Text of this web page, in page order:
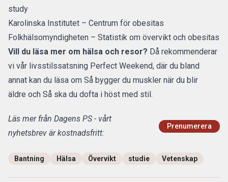
study
Karolinska Institutet – Centrum för obesitas
Folkhälsomyndigheten – Statistik om övervikt och obesitas
Vill du läsa mer om hälsa och resor? Då rekommenderar
vi vår livsstilssatsning Perfect Weekend, där du bland
annat kan du läsa om Så bygger du muskler när du blir
äldre och Så ska du dofta i höst med stil.
Läs mer från Dagens PS - vårt
nyhetsbrev är kostnadsfritt:
Prenumerera
Bantning Hälsa Övervikt studie Vetenskap